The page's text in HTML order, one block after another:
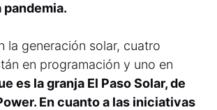
pandemia.
la generación solar, cuatro
en programación y uno en
es la granja El Paso Solar, de
En cuanto a las iniciativas